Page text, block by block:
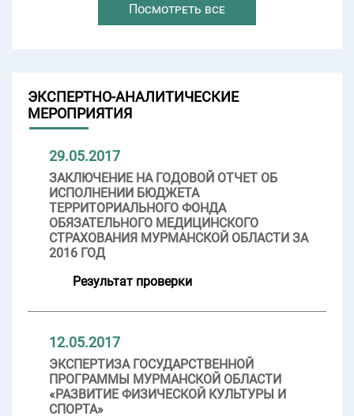
Посмотреть все
ЭКСПЕРТНО-АНАЛИТИЧЕСКИЕ
МЕРОПРИЯТИЯ
29.05.2017
ЗАКЛЮЧЕНИЕ НА ГОДОВОЙ ОТЧЕТ ОБ
ИСПОЛНЕНИИ БЮДЖЕТА
ТЕРРИТОРИАЛЬНОГО ФОНДА
ОБЯЗАТЕЛЬНОГО МЕДИЦИНСКОГО
СТРАХОВАНИЯ МУРМАНСКОЙ ОБЛАСТИ ЗА
2016 ГОД
Результат проверки
12.05.2017
ЭКСПЕРТИЗА ГОСУДАРСТВЕННОЙ
ПРОГРАММЫ МУРМАНСКОЙ ОБЛАСТИ
«РАЗВИТИЕ ФИЗИЧЕСКОЙ КУЛЬТУРЫ И
СПОРТА»